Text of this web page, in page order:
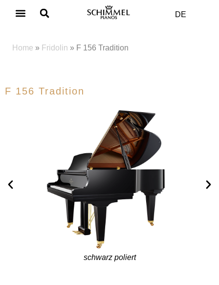
DE
Home » Fridolin » F 156 Tradition
F 156 Tradition
schwarz poliert